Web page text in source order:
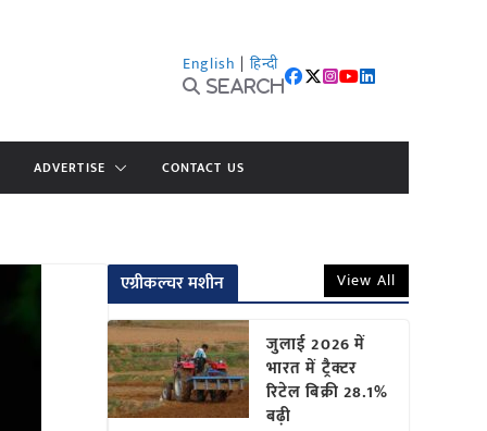
English | हिन्दी
Search
ADVERTISE CONTACT US
एग्रीकल्चर मशीन View All
जुलाई 2026 में
भारत में ट्रैक्टर
रिटेल बिक्री 28.1%
बढ़ी